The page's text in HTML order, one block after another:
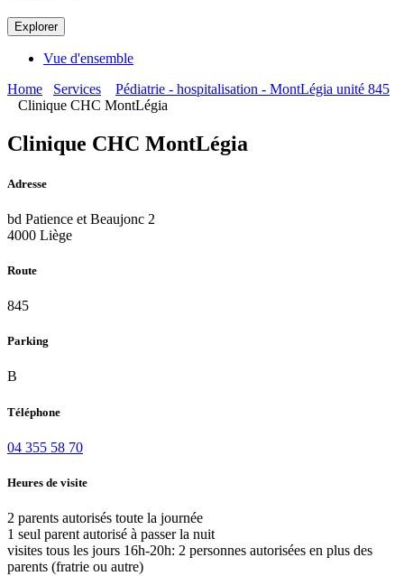
Explorer
Vue d'ensemble
Home
Services
Pédiatrie - hospitalisation - MontLégia unité 845
Clinique CHC MontLégia
Clinique CHC MontLégia
Adresse
bd Patience et Beaujonc 2
4000 Liège
Route
845
Parking
B
Téléphone
04 355 58 70
Heures de visite
2 parents autorisés toute la journée
1 seul parent autorisé à passer la nuit
visites tous les jours 16h-20h: 2 personnes autorisées en plus des
parents (fratrie ou autre)